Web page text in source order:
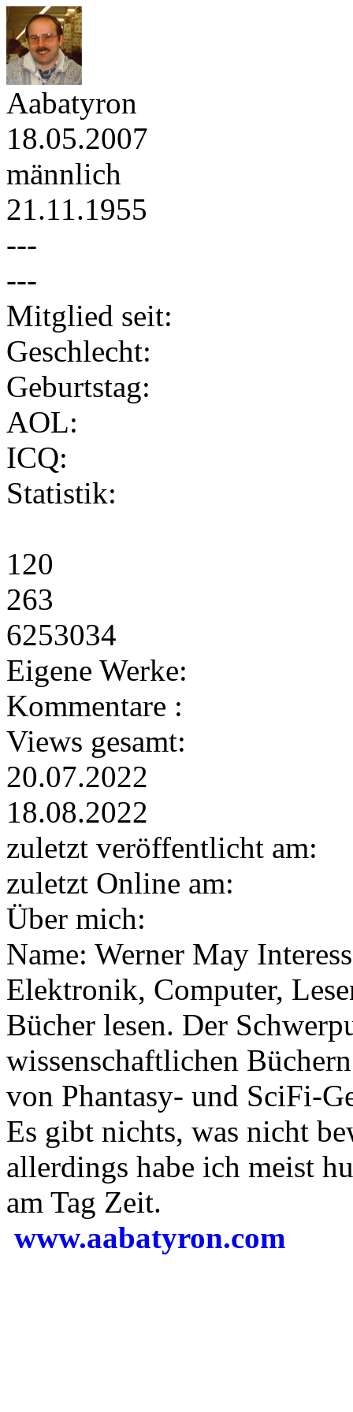
Aabatyron
18.05.2007
männlich
21.11.1955
---
---
Mitglied seit:
Geschlecht:
Geburtstag:
AOL:
ICQ:
Statistik:
120
263
6253034
Eigene Werke:
Kommentare :
Views gesamt:
20.07.2022
18.08.2022
zuletzt veröffentlicht am:
zuletzt Online am:
Über mich:
Name: Werner May
Elektronik, Computer,
Bücher lesen. Der
wissenschaftlichen
von Phantasy- und SciFi-
Es gibt nichts, was nicht
allerdings habe ich meist
am Tag Zeit.
www.aabatyron.com